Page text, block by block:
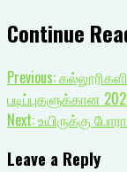
Continue
Previous:
படிப்புகளுக்கான
Next:உயிருக்கு
Leave a Reply